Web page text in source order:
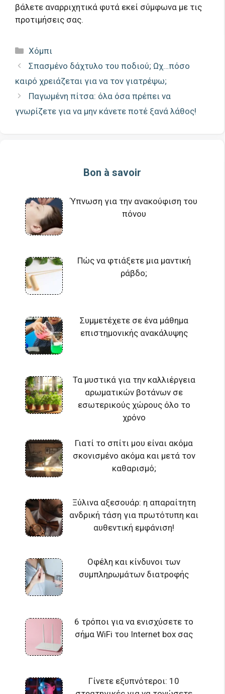
βάλετε αναρριχητικά φυτά εκεί σύμφωνα με τις
προτιμήσεις σας.
Κατηγορίες
Χόμπι
Σπασμένο δάχτυλο του ποδιού; Ωχ…πόσο
καιρό χρειάζεται για να τον γιατρέψω;
Παγωμένη πίτσα: όλα όσα πρέπει να
γνωρίζετε για να μην κάνετε ποτέ ξανά λάθος!
Bon à savoir
Ύπνωση για την ανακούφιση του
πόνου
Πώς να φτιάξετε μια μαντική
ράβδο;
Συμμετέχετε σε ένα μάθημα
επιστημονικής ανακάλυψης
Τα μυστικά για την καλλιέργεια
αρωματικών βοτάνων σε
εσωτερικούς χώρους όλο το
χρόνο
Γιατί το σπίτι μου είναι ακόμα
σκονισμένο ακόμα και μετά τον
καθαρισμό;
Ξύλινα αξεσουάρ: η απαραίτητη
ανδρική τάση για πρωτότυπη και
αυθεντική εμφάνιση!
Οφέλη και κίνδυνοι των
συμπληρωμάτων διατροφής
6 τρόποι για να ενισχύσετε το
σήμα WiFi του Internet box σας
Γίνετε εξυπνότεροι: 10